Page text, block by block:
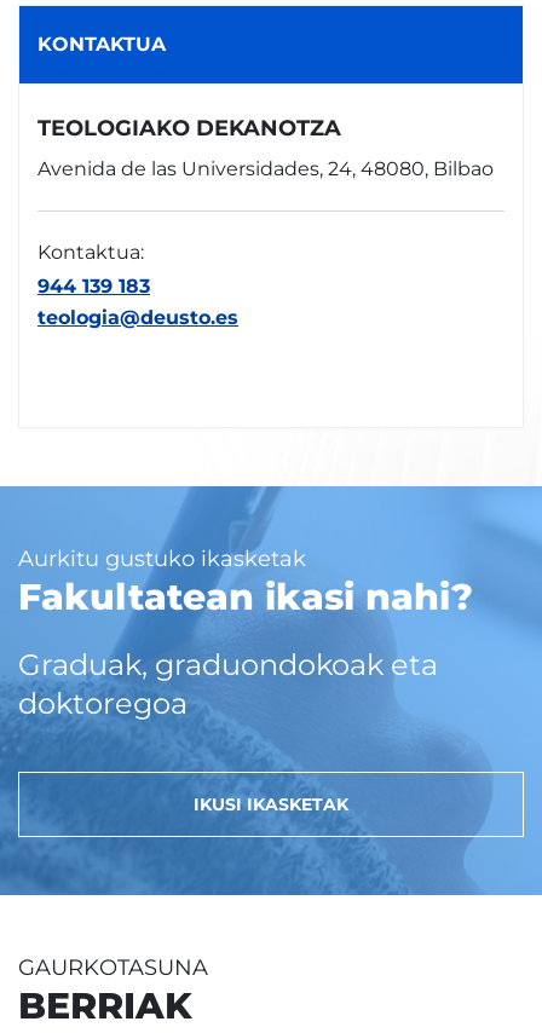
KONTAKTUA
TEOLOGIAKO DEKANOTZA
Avenida de las Universidades, 24, 48080, Bilbao
Kontaktua:
944 139 183
teologia@deusto.es
Aurkitu gustuko ikasketak
Fakultatean ikasi nahi?
Graduak, graduondokoak eta
doktoregoa
IKUSI IKASKETAK
GAURKOTASUNA
BERRIAK